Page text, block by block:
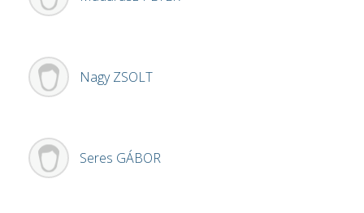
NagyZSOLT
Seres GÁBOR